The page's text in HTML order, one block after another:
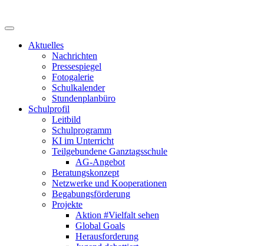
Aktuelles
Nachrichten
Pressespiegel
Fotogalerie
Schulkalender
Stundenplanbüro
Schulprofil
Leitbild
Schulprogramm
KI im Unterricht
Teilgebundene Ganztagsschule
AG-Angebot
Beratungskonzept
Netzwerke und Kooperationen
Begabungsförderung
Projekte
Aktion #Vielfalt sehen
Global Goals
Herausforderung